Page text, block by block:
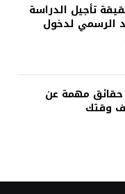
تأجيل الدراسة
والموعد الرسمي لدخول
الطعام السريع.. 7 حقائق مهمة عن
وقتك